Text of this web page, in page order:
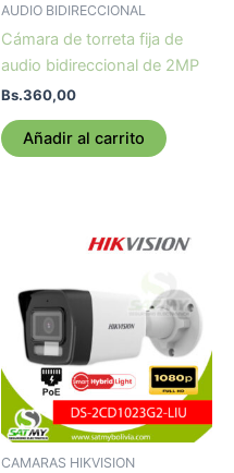
AUDIO BIDIRECCIONAL
Cámara de torreta fija de
audio bidireccional de 2MP
Bs.360,00
Añadir al carrito
CAMARAS HIKVISION